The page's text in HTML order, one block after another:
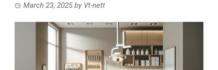
March 23, 2025by Vt-nett